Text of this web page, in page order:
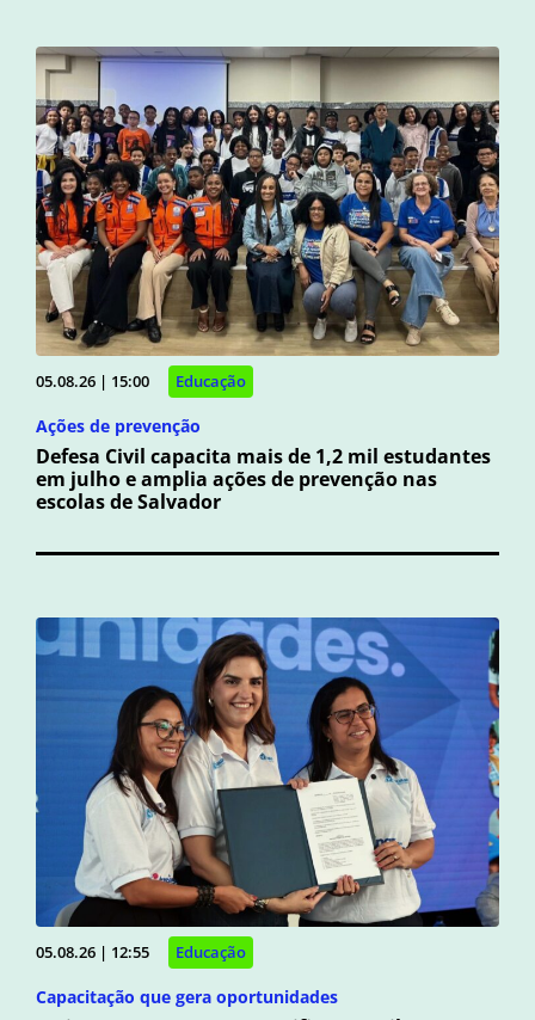
05.08.26 | 15:00 Educação
Ações de prevenção
Defesa Civil capacita mais de 1,2 mil estudantes
em julho e amplia ações de prevenção nas
escolas de Salvador
05.08.26 | 12:55 Educação
Capacitação que gera oportunidades